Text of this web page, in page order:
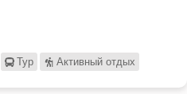
Тур Активный отдых